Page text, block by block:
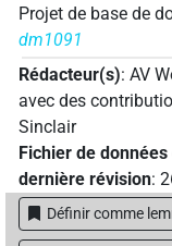
Projet de base de
dm1091
Rédacteur(s): AV
avec des
Sinclair
Fichier de
dernière révision:
Définir comme